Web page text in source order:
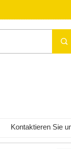
Kontaktieren Sie